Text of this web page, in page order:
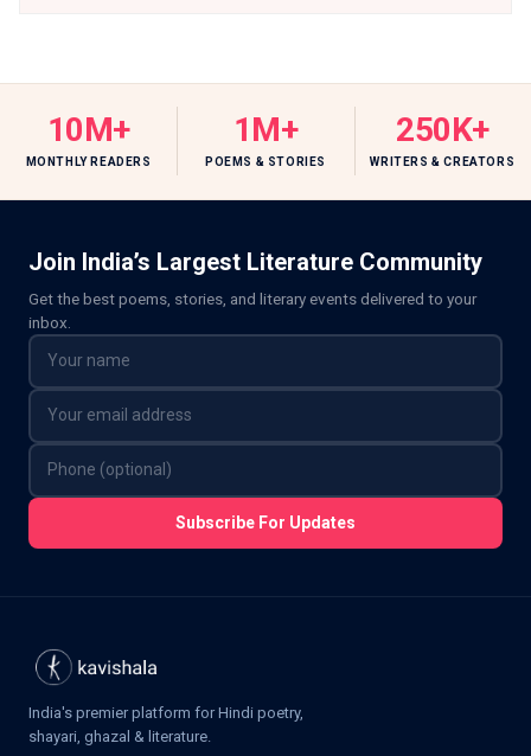
10M+
MONTHLY READERS
1M+
POEMS & STORIES
250K+
WRITERS & CREATORS
Join India’s Largest Literature Community
Get the best poems, stories, and literary events delivered to your
inbox.
Subscribe For Updates
India's premier platform for Hindi poetry,
shayari, ghazal & literature.